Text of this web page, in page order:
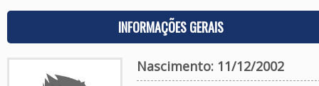
INFORMAÇÕES GERAIS
Nascimento: 11/12/2002